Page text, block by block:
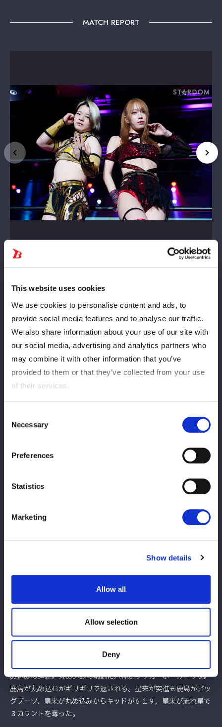
This website uses cookies
We use cookies to personalise content and ads, to
provide social media features and to analyse our traffic.
We also share information about your use of our site with
our social media, advertising and analytics partners who
may combine it with other information that you’ve
provided to them or that they’ve collected from your use
of their services.
Selection
Necessary
Preferences
Statistics
Marketing
Show details
Allow all
Allow selection
Deny
MATCH REPORT
ハイスピード王座戦を翌日の後楽園大会に控える星来芽依と鹿島
沙希がタッグマッチで最後の前哨戦。前日の８人タッグマッチで
けることに成功。新ルールで争われるハイスピード王座戦を前に
して、どんな駆け引きが展開されるか。ハイスピード王者・星来
ッドでシングル王者のコンビとなる。鹿島のパートナーは八神蘭
星来と鹿島が意識し合い、先発で対峙。星来のドロップキックを
４回連続で鹿島がかわし、星来を何度もロープに振る。鹿島は八
ロップキック、鹿島が押さえ込む。八神が星来にミドルキック連
打。ロープに振られた星来がリング下の鹿島にスラインディング
キックを浴びせる。キッドが入り、八神にボディーアタック、ド
ロップキック、その場跳びムーンサルトプレス。ストレッチマフ
り上げる。しかし、八神がカウンターのミドルキック、飛びつい
て腕固め。カットされた八神だがキッドにドロップキック。鹿島
がキッドを蹴り上げダブルアームの体勢。キッドが切り返し、省
リアット、ネックブリーカー。鹿島がエスケープすると、ブレー
ンバスターを切り返し反対に叩きつける。鹿島は気合を入れてダ
イビングフットスタンプ。星来がかわすとキッドとドロップキッ
め込みの連続。丸め込みの応酬に八神がサッカーボールキック。
鹿島が丸め込むがギリギリで返される。星来が突進も鹿島がビッ
グブーツ、星来が丸め込みからキッドが６１９，星来が流れ星で
３カウントを奪った。